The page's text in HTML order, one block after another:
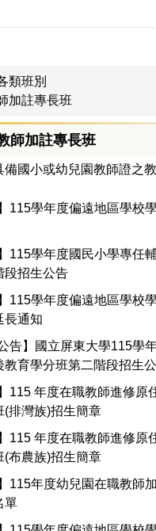
類班別
加註專長班
師加註專長班
國小或幼兒園教師證之
115學年度偏遠地區學校
115學年度國民小學專任
段招生公告
115學年度偏遠地區學校
長通知
告】國立屏東大學115學
教育學分班第二階段招生
115 年度在職教師進修原
(排灣族)招生簡章
115 年度在職教師進修原
(布農族)招生簡章
115年度幼兒園在職教師
單